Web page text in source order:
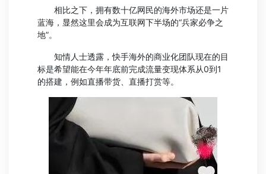
相比之下，拥有数十亿网民的海外市场还是一片
蓝海，显然这里会成为互联网下半场的“兵家必争之
地”。
知情人士透露，快手海外的商业化团队现在的目
标是希望能在今年年底前完成流量变现体系从0到1
的搭建，例如直播带货、直播打赏等。